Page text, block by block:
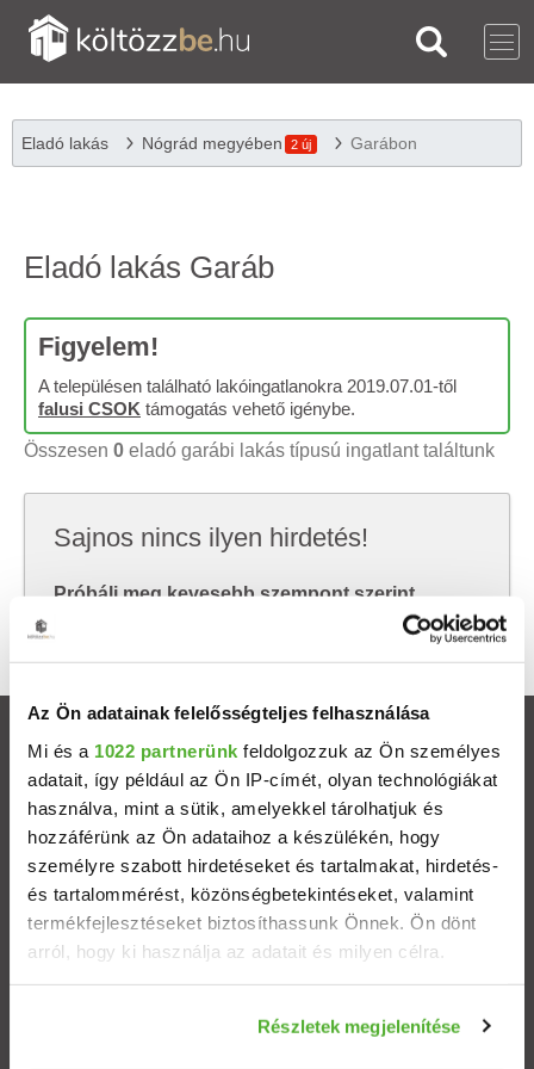
Az Ön adatainak felelősségteljes felhasználása
Mi és a 1022 partnerünk feldolgozzuk az Ön személyes
adatait, így például az Ön IP-címét, olyan technológiákat
használva, mint a sütik, amelyekkel tárolhatjuk és
hozzáférünk az Ön adataihoz a készülékén, hogy
személyre szabott hirdetéseket és tartalmakat, hirdetés-
és tartalommérést, közönségbetekintéseket, valamint
termékfejlesztéseket biztosíthassunk Önnek. Ön dönt
arról, hogy ki használja az adatait és milyen célra.
Információgyűjtés az Ön földrajzi elhelyezkedéséről
Részletek megjelenítése
Eladó lakás Nógrád megyében 2 új Garábon
Eladó lakás Garáb
Figyelem!
A településen található lakóingatlanokra 2019.07.01-től
falusi CSOK támogatás vehető igénybe.
Összesen 0 eladó garábi lakás típusú ingatlant találtunk
Sajnos nincs ilyen hirdetés!
Próbálj meg kevesebb szempont szerint
keresni, hátha akkor megtalálod, amit keresel.
Ingatlanok
Eladó házak
Eladó lakások
Települések